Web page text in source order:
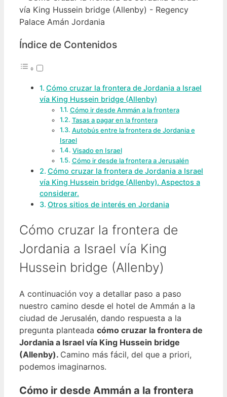
Índice de Contenidos
Cómo cruzar la frontera de Jordania a Israel
vía King Hussein bridge (Allenby)
Cómo ir desde Ammán a la frontera
Tasas a pagar en la frontera
Autobús entre la frontera de Jordania e
Israel
Visado en Israel
Cómo ir desde la frontera a Jerusalén
Cómo cruzar la frontera de Jordania a Israel
vía King Hussein bridge (Allenby). Aspectos a
considerar.
Otros sitios de interés en Jordania
Cómo cruzar la frontera de
Jordania a Israel vía King
Hussein bridge (Allenby)
A continuación voy a detallar paso a paso
nuestro camino desde el hotel de Ammán a la
ciudad de Jerusalén, dando respuesta a la
pregunta planteada cómo cruzar la frontera de
Jordania a Israel vía King Hussein bridge
(Allenby). Camino más fácil, del que a priori,
podemos imaginarnos.
Cómo ir desde Ammán a la frontera